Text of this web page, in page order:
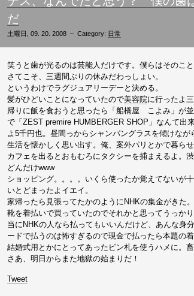
だ
土曜日, 09. 20. 2008 – Category: 日常
笑うと歯が光るのは芸能人だけです。僕らはそのこ
さてこそ、三週間ぶりの休みだわっしょい。
というわけでラグジュアリーデーと決める。
髪がひどいことになっていたので美容院に行ったよ三
帰りに飯を食おうと思ったら「船橋屋 こよみ」が
で「ZEST premire HUMBERGER SHOP」なんて出
よ5千円也。昼間っからシャンパングラスを傾けな
生活を懐かしく思い出す。俺、案外パリとかで暮ら
カフェを出るとおもむろにタクシーを捕まえるよ。
どんだけwww
ショッピング。。。。いくら使ったか覚えてないが
いとどまったよイエイ。
家帰ったら見張ってたかのようにNHKの集金がきた。
靴を着払いで買っていたのでそれかと思ってうっか
当にNHKの人なら払ってもいいんだけど、あんな身
ードで払うのは怖すぎるので現金で払ったら本題の
結婚式用とかにとってあったピン札を使うハメに。畜
さあ、明日からまた地獄の始まりだ！
Tweet